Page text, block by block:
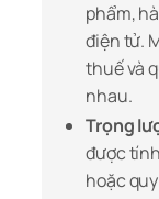
phẩm,
điện tử.
thuế và
nhau.
Trọng
được
hoặc